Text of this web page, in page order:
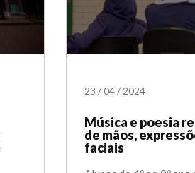
23 /04/2024
Música e poesia
de mãos,
faciais